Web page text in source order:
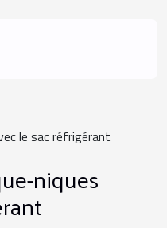
le sac réfrigérant
niques